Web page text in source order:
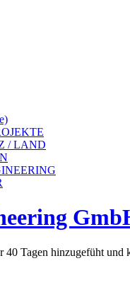
/ LAND
Tagen hinzugefüht und